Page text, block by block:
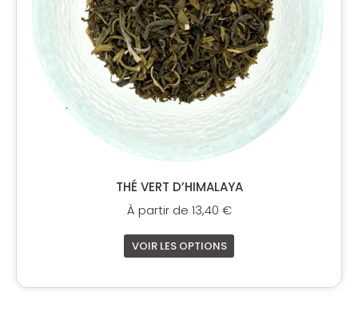
THÉ VERT D’HIMALAYA
À partir de 13,40 €
VOIR LES OPTIONS
être
choisies
sur
la
page
du
produit